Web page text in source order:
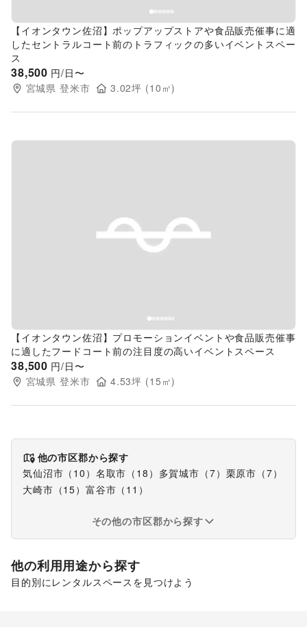
【イオンタウン佐沼】ポップアップストアや食品販売催事に適
したセントラルコート前のトラフィックの多いイベントスペー
ス
38,500 円/日〜
宮城県 登米市 3.02坪 (10 ㎡)
Previous slide
【イオンタウン佐沼】プロモーションイベントや食品販売催事
に適したフードコート前の注目度の高いイベントスペース
38,500 円/日〜
宮城県 登米市 4.53坪 (15 ㎡)
他の市区郡から探す
気仙沼市 （ 10 ） 名取市 （ 18 ） 多賀城市 （7） 栗原市 （7）
大崎市 （15） 富谷市 （ 11 ）
その他の市区郡から探す
他の利用用途から探す
目的別にレンタルスペースを見つけよう